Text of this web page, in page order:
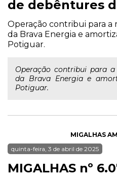
de debêntures
Operação contribui para
da Brava Energia e
Potiguar.
Operação contribui para
da Brava Energia e
Potiguar.
MIGALHAS
quinta-feira, 3 de abril de 2025
MIGALHAS nº